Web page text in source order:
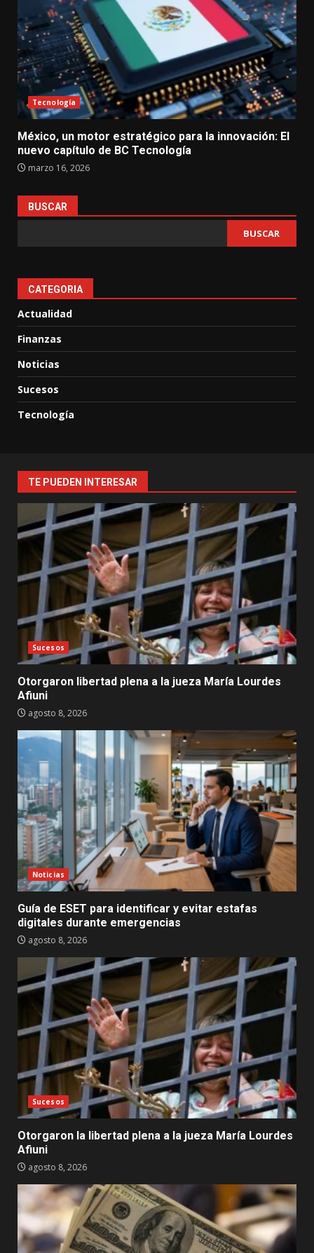
Tecnología
México, un motor estratégico para la innovación: El
nuevo capítulo de BC Tecnología
marzo 16, 2026
BUSCAR
BUSCAR
CATEGORIA
Actualidad
Finanzas
Noticias
Sucesos
Tecnología
TE PUEDEN INTERESAR
Sucesos
Otorgaron libertad plena a la jueza María Lourdes
Afiuni
agosto 8, 2026
Noticias
Guía de ESET para identificar y evitar estafas
digitales durante emergencias
agosto 8, 2026
Sucesos
Otorgaron la libertad plena a la jueza María Lourdes
Afiuni
agosto 8, 2026